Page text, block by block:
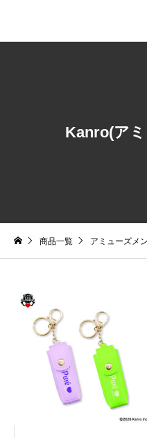
Kanro(ア
商品一覧 アミューズメ